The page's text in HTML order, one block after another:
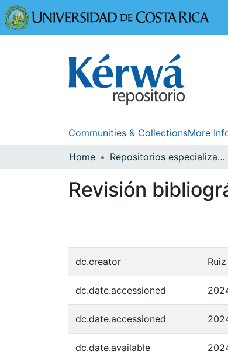
Communities & CollectionsMore
Home Repositorios especializados
Revisión
dc.creator
dc.date.accessioned
dc.date.accessioned
dc.date.available